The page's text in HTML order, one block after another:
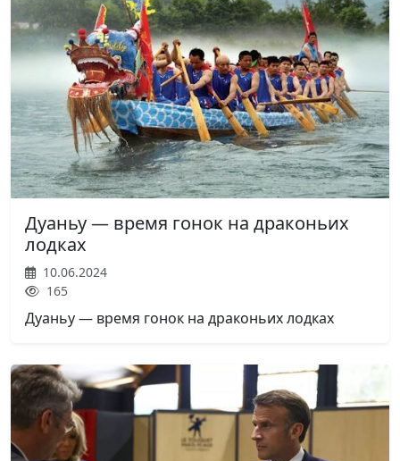
Дуаньу — время гонок на драконьих
лодках
10.06.2024
165
Дуаньу — время гонок на драконьих лодках